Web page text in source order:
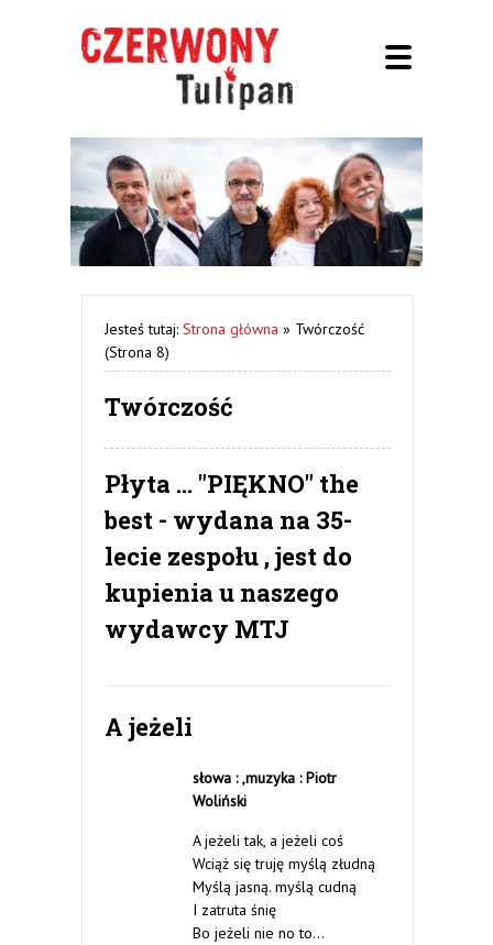
Jesteś tutaj: Strona główna » Twórczość
(Strona 8)
Twórczość
Płyta ... "PIĘKNO" the
best - wydana na 35-
lecie zespołu , jest do
kupienia u naszego
wydawcy MTJ
A jeżeli
słowa : ,muzyka : Piotr
Woliński
A jeżeli tak, a jeżeli coś
Wciąż się truję myślą złudną
Myślą jasną. myślą cudną
I zatruta śnię
Bo jeżeli nie no to…